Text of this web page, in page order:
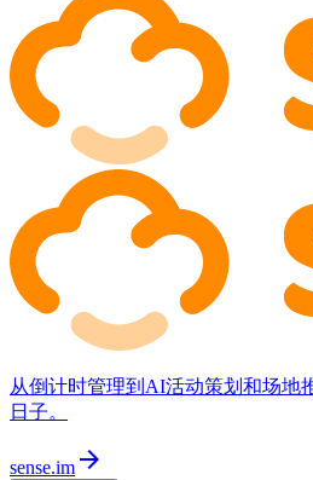
从倒计时管理到AI活动策划和场地
日子。
sense.im arrow_forward